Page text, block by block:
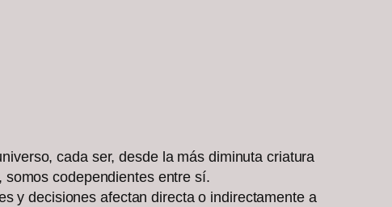
cada ser, desde la más diminuta criatura
codependientes entre sí.
y decisiones afectan directa o indirectamente a